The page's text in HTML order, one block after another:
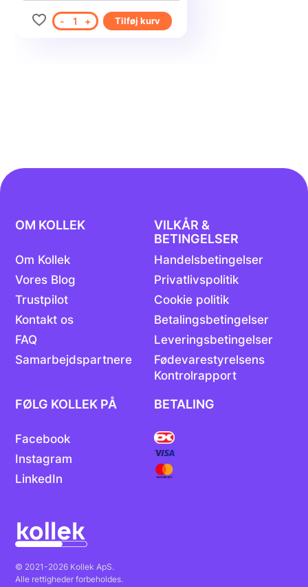
- 1 + Tilføj kurv
OM KOLLEK
Om Kollek
Vores Blog
Trustpilot
Kontakt os
FAQ
Samarbejdspartnere
VILKÅR &
BETINGELSER
Handelsbetingelser
Privatlivspolitik
Cookie politik
Betalingsbetingelser
Leveringsbetingelser
Fødevarestyrelsens
Kontrolrapport
FØLG KOLLEK PÅ
Facebook
Instagram
LinkedIn
BETALING
© 2021-2026 Kollek ApS.
Alle rettigheder forbeholdes.